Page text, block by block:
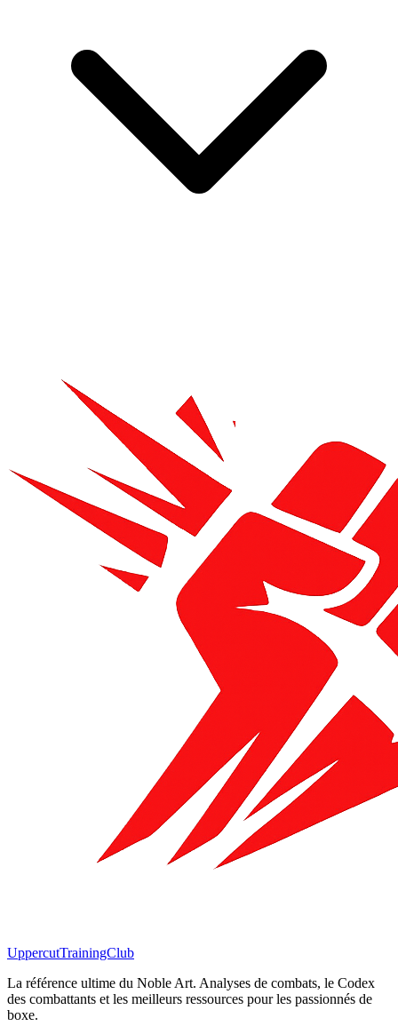
UppercutTrainingClub
La référence ultime du Noble Art. Analyses de combats, le Codex
des combattants et les meilleurs ressources pour les passionnés de
boxe.